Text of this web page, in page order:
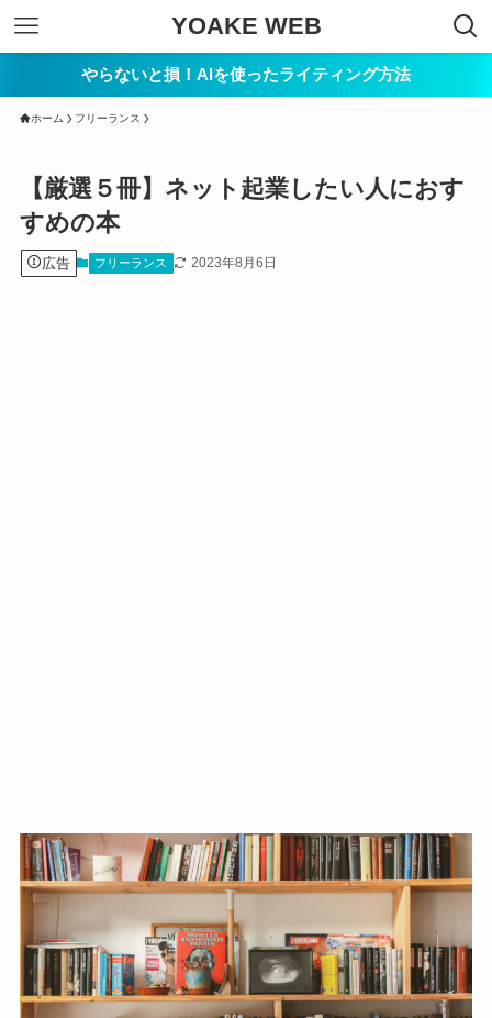
YOAKE WEB
やらないと損！AIを使ったライティング方法
ホーム フリーランス
【厳選５冊】ネット起業したい人におす
すめの本
広告 フリーランス 2023年8月6日